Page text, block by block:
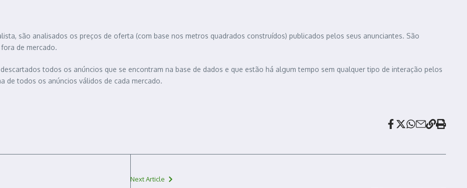
são analisados ​​os preços de oferta (com base nos metros quadrados construídos) publicados pelos seus anunciantes. São
de mercado.
todos os anúncios que se encontram na base de dados e que estão há algum tempo sem qualquer tipo de interação pelos
de todos os anúncios válidos de cada mercado.
Next Article